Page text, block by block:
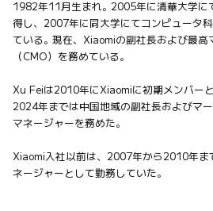
1982年11月生まれ。2005年に清華大学に
得し、2007年に同大学にてコンピュータ
ている。現在、Xiaomiの副社長および最高
（CMO）を務めている。
Xu Feiは2010年にXiaomiに初期メンバー
2024年までは中国地域の副社長およびマ
マネージャーを務めた。
Xiaomi入社以前は、2007年から2010年ま
ネージャーとして勤務していた。